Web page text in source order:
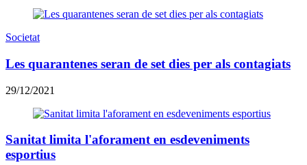
Societat
Les quarantenes seran de set dies per als contagiats
29/12/2021
Sanitat limita l'aforament en esdeveniments
esportius